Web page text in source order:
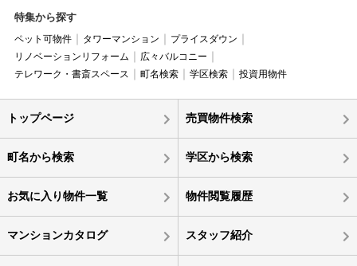
特集から探す
ペット可物件 タワーマンション
プライスダウン
リノベーションリフォーム
広々バルコニー
テレワーク・書斎スペース
町名検索 学区検索 投資用物件
トップページ 売買物件検索
町名から検索 学区から検索
お気に入り物件一覧 物件閲覧履歴
マンションカタログ スタッフ紹介